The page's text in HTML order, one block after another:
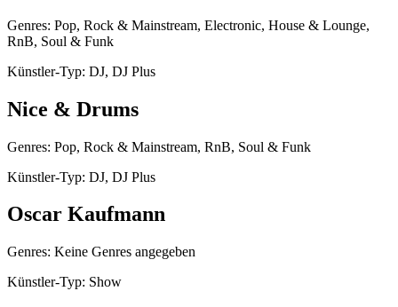
Genres: Pop, Rock & Mainstream, Electronic, House & Lounge,
RnB, Soul & Funk
Künstler-Typ: DJ, DJ Plus
Nice & Drums
Genres: Pop, Rock & Mainstream, RnB, Soul & Funk
Künstler-Typ: DJ, DJ Plus
Oscar Kaufmann
Genres: Keine Genres angegeben
Künstler-Typ: Show